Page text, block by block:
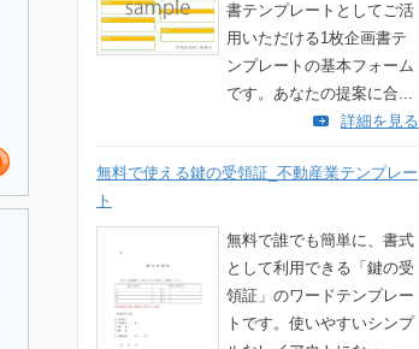
書テンプレートとしてご活
用いただける1枚企画書テ
ンプレートの基本フォーム
です。あなたの提案に合...
詳細を見る
無料で使える鍵の受領証_不動産業テンプレー
ト
無料で誰でも簡単に、書式
として利用できる「鍵の受
領証」のワードテンプレー
トです。使いやすいシンプ